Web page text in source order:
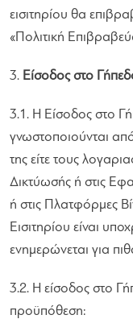
εισιτηρίου θα
«Πολιτική
3. Είσοδος στο
3.1. Η Είσοδος στο
γνωστοποιούνται
της είτε τους
Δικτύωσής ή στις
ή στις Πλατφόρμες
Εισιτηρίου είναι
ενημερώνεται για
3.2. Η είσοδος στο
προϋπόθεση: